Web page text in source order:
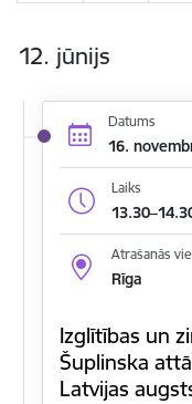
12. jūnijs
Datums
16.
Laiks
Atrašanās
Rīga
Izglītības un
Šuplinska
Latvijas